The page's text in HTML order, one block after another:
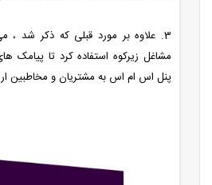
3. علاوه بر مورد قبلی که ذکر شد ،
مشاغل زیرکوه استفاده کرد تا پیامک
پنل اس ام اس به مشتریان و مخاطبین